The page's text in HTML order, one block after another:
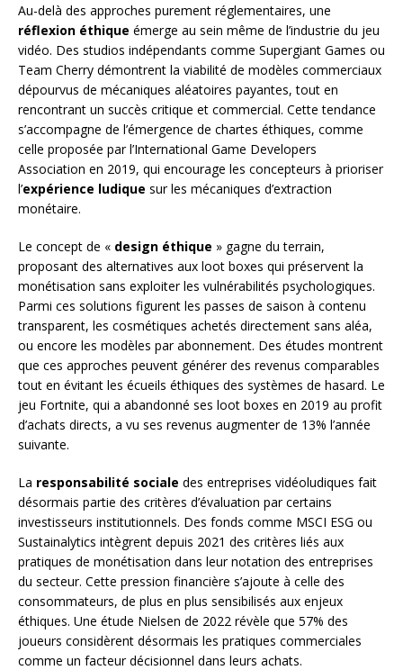
Au-delà des approches purement réglementaires, une
réflexion éthique émerge au sein même de l’industrie du jeu
vidéo. Des studios indépendants comme Supergiant Games ou
Team Cherry démontrent la viabilité de modèles commerciaux
dépourvus de mécaniques aléatoires payantes, tout en
rencontrant un succès critique et commercial. Cette tendance
s’accompagne de l’émergence de chartes éthiques, comme
celle proposée par l’International Game Developers
Association en 2019, qui encourage les concepteurs à prioriser
l’expérience ludique sur les mécaniques d’extraction
monétaire.
Le concept de « design éthique » gagne du terrain,
proposant des alternatives aux loot boxes qui préservent la
monétisation sans exploiter les vulnérabilités psychologiques.
Parmi ces solutions figurent les passes de saison à contenu
transparent, les cosmétiques achetés directement sans aléa,
ou encore les modèles par abonnement. Des études montrent
que ces approches peuvent générer des revenus comparables
tout en évitant les écueils éthiques des systèmes de hasard. Le
jeu Fortnite, qui a abandonné ses loot boxes en 2019 au profit
d’achats directs, a vu ses revenus augmenter de 13% l’année
suivante.
La responsabilité sociale des entreprises vidéoludiques fait
désormais partie des critères d’évaluation par certains
investisseurs institutionnels. Des fonds comme MSCI ESG ou
Sustainalytics intègrent depuis 2021 des critères liés aux
pratiques de monétisation dans leur notation des entreprises
du secteur. Cette pression financière s’ajoute à celle des
consommateurs, de plus en plus sensibilisés aux enjeux
éthiques. Une étude Nielsen de 2022 révèle que 57% des
joueurs considèrent désormais les pratiques commerciales
comme un facteur décisionnel dans leurs achats.